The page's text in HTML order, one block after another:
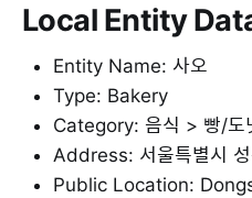
Local Entity
Entity Name: 사오
Type: Bakery
Category: 음식 > 빵/도
Address: 서울특별시
Public Location: